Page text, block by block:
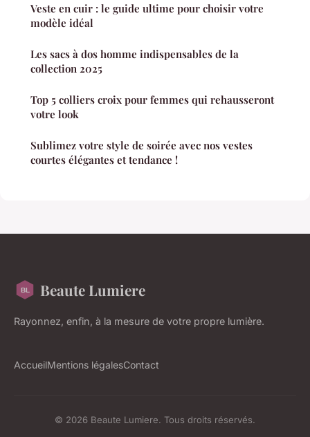
Veste en cuir : le guide ultime pour choisir votre
modèle idéal
Les sacs à dos homme indispensables de la
collection 2025
Top 5 colliers croix pour femmes qui rehausseront
votre look
Sublimez votre style de soirée avec nos vestes
courtes élégantes et tendance !
Beaute Lumiere
Rayonnez, enfin, à la mesure de votre propre lumière.
AccueilMentions légalesContact
© 2026 Beaute Lumiere. Tous droits réservés.